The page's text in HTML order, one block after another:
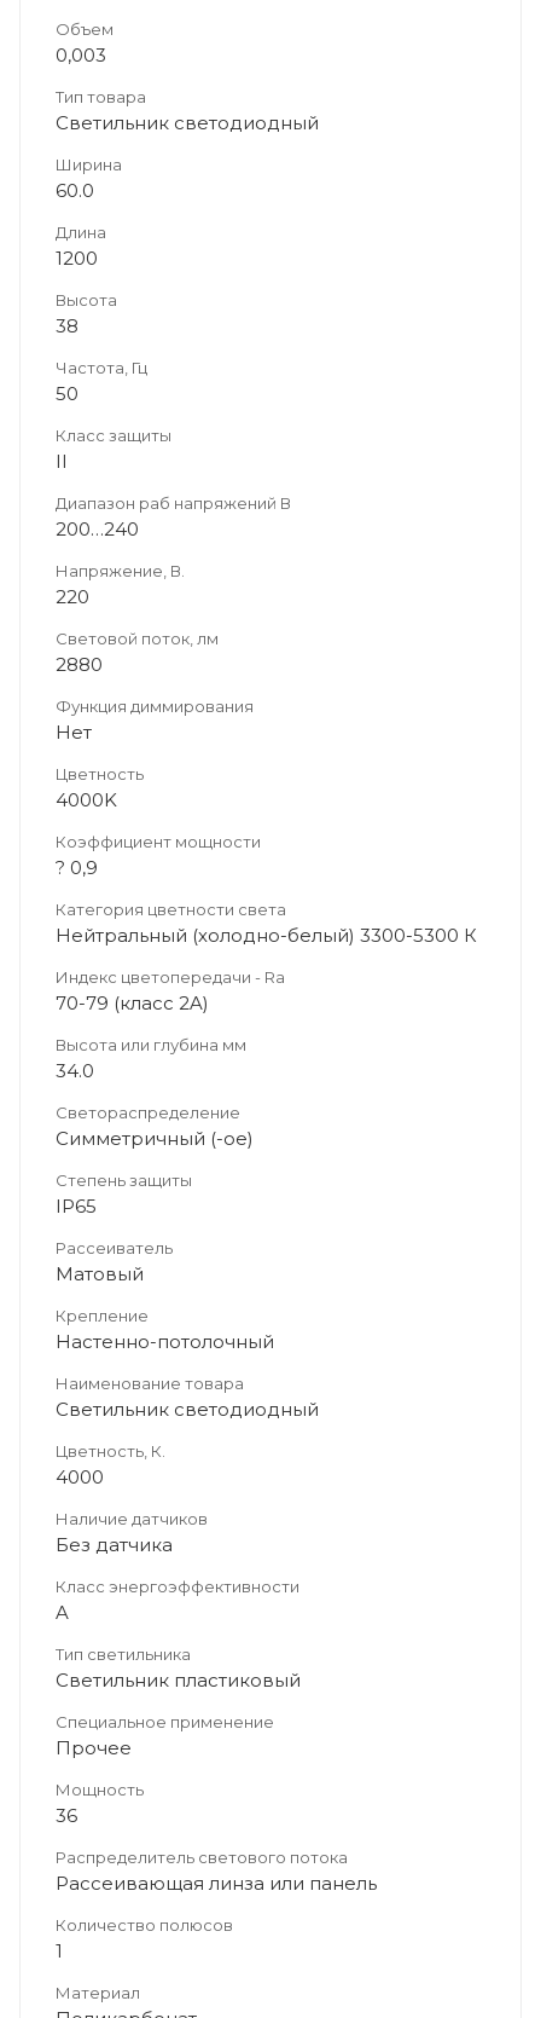
Объем
0,003
Тип товара
Светильник светодиодный
Ширина
60.0
Длина
1200
Высота
38
Частота, Гц
50
Класс защиты
II
Диапазон раб напряжений В
200…240
Напряжение, В.
220
Световой поток, лм
2880
Функция диммирования
Нет
Цветность
4000K
Коэффициент мощности
? 0,9
Категория цветности света
Нейтральный (холодно-белый) 3300-5300 К
Индекс цветопередачи - Ra
70-79 (класс 2A)
Высота или глубина мм
34.0
Светораспределение
Симметричный (-ое)
Степень защиты
IP65
Рассеиватель
Матовый
Крепление
Настенно-потолочный
Наименование товара
Светильник светодиодный
Цветность, К.
4000
Наличие датчиков
Без датчика
Класс энергоэффективности
A
Тип светильника
Светильник пластиковый
Специальное применение
Прочее
Мощность
36
Распределитель светового потока
Рассеивающая линза или панель
Количество полюсов
1
Материал